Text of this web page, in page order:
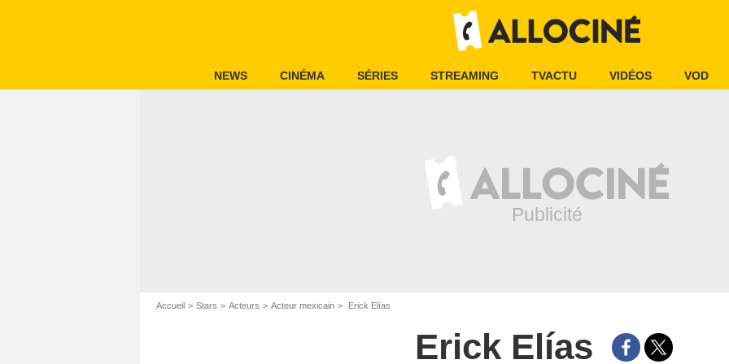
NEWS CINÉMA SÉRIES STREAMING TVACTU VIDÉOS VOD
Accueil Stars Acteurs Acteur mexicain Erick Elías
Erick Elías